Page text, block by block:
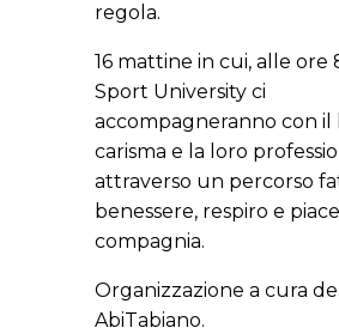
regola.
16 mattine in cui, alle ore
Sport University ci
accompagneranno con il
carisma e la loro
attraverso un percorso
benessere, respiro e
compagnia.
Organizzazione a cura
AbiTabiano.